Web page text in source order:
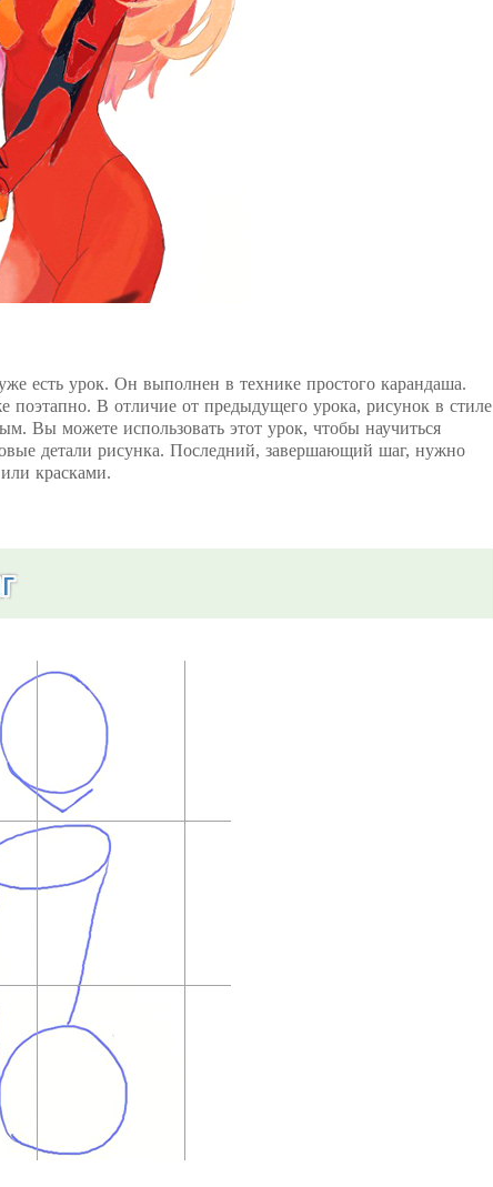
есть урок. Он выполнен в технике простого карандаша.
поэтапно. В отличие от предыдущего урока, рисунок в стиле
Вы можете использовать этот урок, чтобы научиться
детали рисунка. Последний, завершающий шаг, нужно
красками.